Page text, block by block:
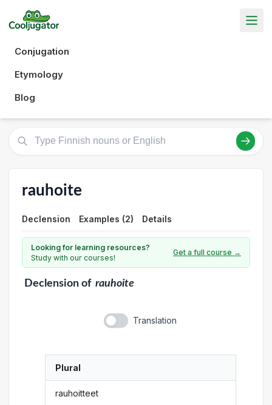
Conjugation
Etymology
Blog
rauhoite
Declension Examples (2) Details
Looking for learning resources?
Study with our courses!
Get a full course →
Declensionof rauhoite
Translation
Plural
rauhoitteet